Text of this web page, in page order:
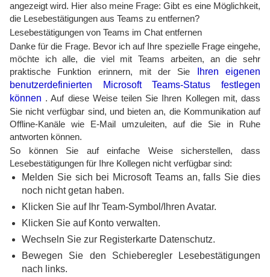
angezeigt wird. Hier also meine Frage: Gibt es eine Möglichkeit,
die Lesebestätigungen aus Teams zu entfernen?
Lesebestätigungen von Teams im Chat entfernen
Danke für die Frage. Bevor ich auf Ihre spezielle Frage eingehe,
möchte ich alle, die viel mit Teams arbeiten, an die sehr
praktische Funktion erinnern, mit der Sie
Ihren eigenen
benutzerdefinierten Microsoft Teams-Status festlegen
können . Auf diese Weise teilen Sie Ihren Kollegen mit, dass
Sie nicht verfügbar sind, und bieten an, die Kommunikation auf
Offline-Kanäle wie E-Mail umzuleiten, auf die Sie in Ruhe
antworten können.
So können Sie auf einfache Weise sicherstellen, dass
Lesebestätigungen für Ihre Kollegen nicht verfügbar sind:
Melden Sie sich bei Microsoft Teams an, falls Sie dies
noch nicht getan haben.
Klicken Sie auf Ihr Team-Symbol/Ihren Avatar.
Klicken Sie auf Konto verwalten.
Wechseln Sie zur Registerkarte Datenschutz.
Bewegen Sie den Schieberegler Lesebestätigungen
nach links.